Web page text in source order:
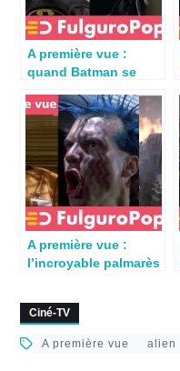
A première vue :
quand Batman se
A première vue :
l’incroyable palmarès
Ciné-TV
A première vue alien